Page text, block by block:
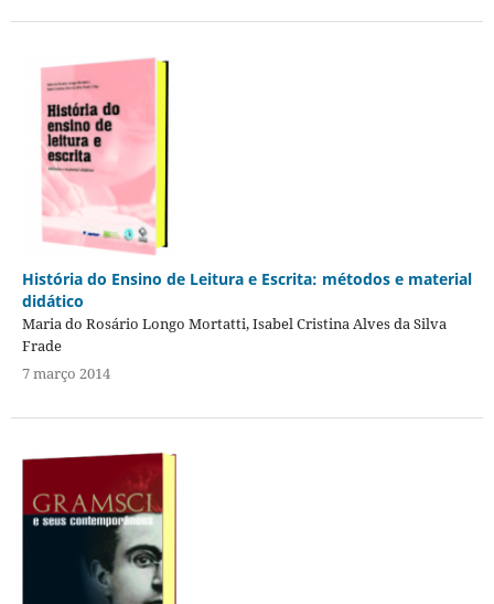
História do Ensino de Leitura e Escrita: métodos e material
didático
Maria do Rosário Longo Mortatti, Isabel Cristina Alves da Silva
Frade
7 março 2014